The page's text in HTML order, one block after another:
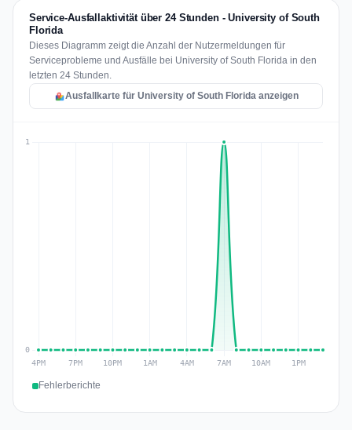
Service-Ausfallaktivität über 24 Stunden - University of South
Florida
Dieses Diagramm zeigt die Anzahl der Nutzermeldungen für
Serviceprobleme und Ausfälle bei University of South Florida in den
letzten 24 Stunden.
Ausfallkarte für University of South Florida anzeigen
Fehlerberichte